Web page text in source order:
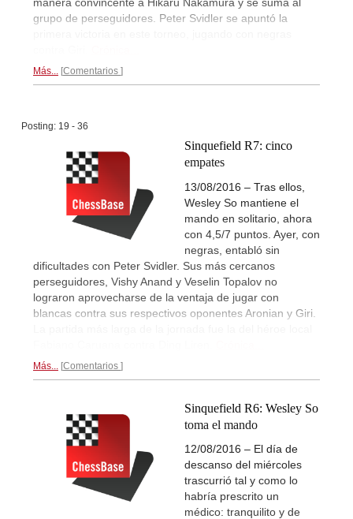
manera convincente a Hikaru Nakamura y se suma al
grupo de perseguidores. Peter Svidler se apuntó la
Más... Comentarios
Posting: 19 - 36
Sinquefield R7: cinco
empates
13/08/2016 – Tras ellos,
Wesley So mantiene el
mando en solitario, ahora
con 4,5/7 puntos. Ayer, con
negras, entabló sin
dificultades con Peter Svidler. Sus más cercanos
perseguidores, Vishy Anand y Veselin Topalov no
lograron aprovecharse de la ventaja de jugar con
blancas contra sus respectivos oponentes Aronian y Giri.
Más... Comentarios
Sinquefield R6: Wesley So
toma el mando
12/08/2016 – El día de
descanso del miércoles
trascurrió tal y como lo
habría prescrito un
médico: tranquilito y de